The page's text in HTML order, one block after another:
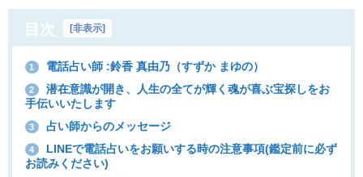
目次 非表示
1 電話占い師 :鈴香 真由乃（すずか まゆの）
2
潜在意識が開き、人生の全てが輝く魂が喜ぶ宝探しをお
手伝いいたします
3 占い師からのメッセージ
4
LINEで電話占いをお願いする時の注意事項(鑑定前に必ず
お読みください)